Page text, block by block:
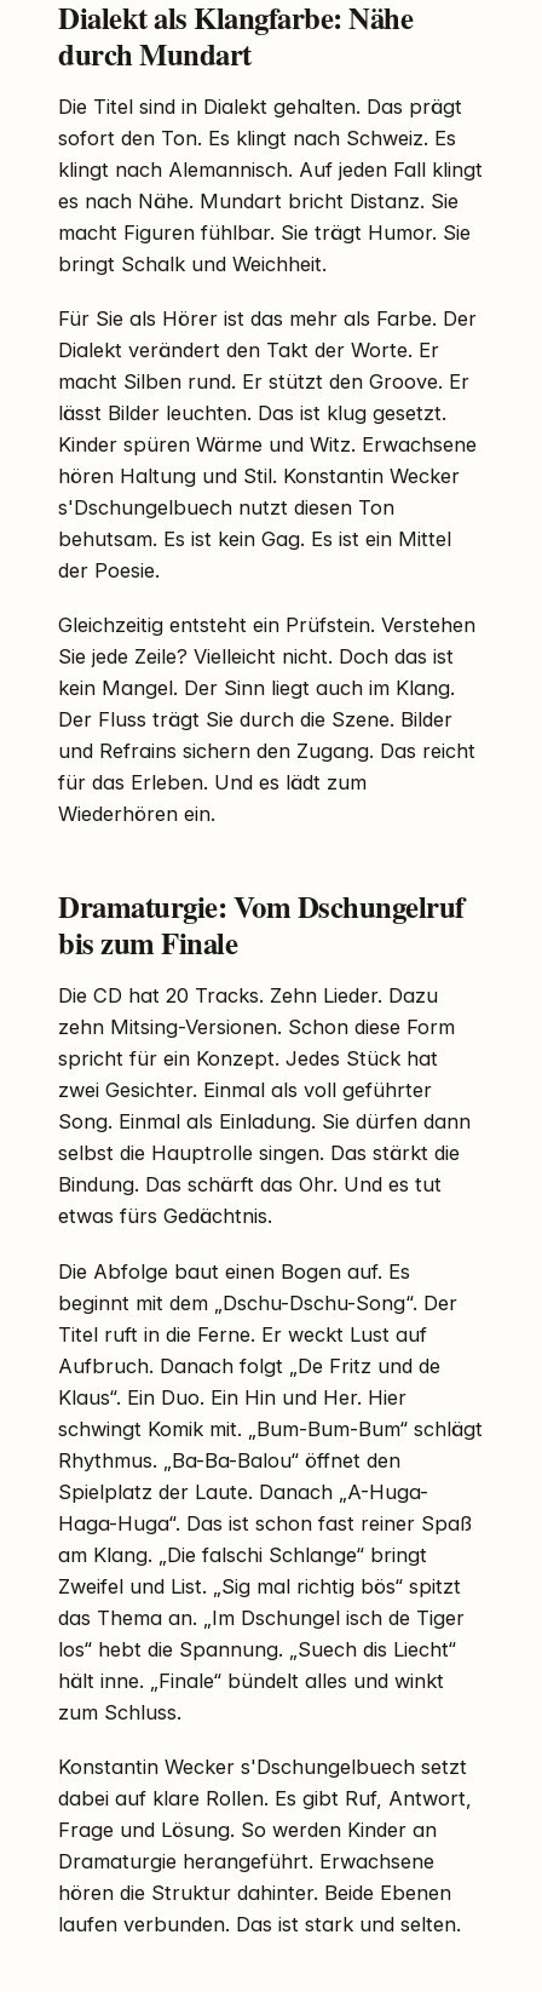
Dialekt als Klangfarbe: Nähe
durch Mundart
Die Titel sind in Dialekt gehalten. Das prägt
sofort den Ton. Es klingt nach Schweiz. Es
klingt nach Alemannisch. Auf jeden Fall klingt
es nach Nähe. Mundart bricht Distanz. Sie
macht Figuren fühlbar. Sie trägt Humor. Sie
bringt Schalk und Weichheit.
Für Sie als Hörer ist das mehr als Farbe. Der
Dialekt verändert den Takt der Worte. Er
macht Silben rund. Er stützt den Groove. Er
lässt Bilder leuchten. Das ist klug gesetzt.
Kinder spüren Wärme und Witz. Erwachsene
hören Haltung und Stil. Konstantin Wecker
s'Dschungelbuech nutzt diesen Ton
behutsam. Es ist kein Gag. Es ist ein Mittel
der Poesie.
Gleichzeitig entsteht ein Prüfstein. Verstehen
Sie jede Zeile? Vielleicht nicht. Doch das ist
kein Mangel. Der Sinn liegt auch im Klang.
Der Fluss trägt Sie durch die Szene. Bilder
und Refrains sichern den Zugang. Das reicht
für das Erleben. Und es lädt zum
Wiederhören ein.
Dramaturgie: Vom Dschungelruf
bis zum Finale
Die CD hat 20 Tracks. Zehn Lieder. Dazu
zehn Mitsing-Versionen. Schon diese Form
spricht für ein Konzept. Jedes Stück hat
zwei Gesichter. Einmal als voll geführter
Song. Einmal als Einladung. Sie dürfen dann
selbst die Hauptrolle singen. Das stärkt die
Bindung. Das schärft das Ohr. Und es tut
etwas fürs Gedächtnis.
Die Abfolge baut einen Bogen auf. Es
beginnt mit dem „Dschu-Dschu-Song“. Der
Titel ruft in die Ferne. Er weckt Lust auf
Aufbruch. Danach folgt „De Fritz und de
Klaus“. Ein Duo. Ein Hin und Her. Hier
schwingt Komik mit. „Bum-Bum-Bum“ schlägt
Rhythmus. „Ba-Ba-Balou“ öffnet den
Spielplatz der Laute. Danach „A-Huga-
Haga-Huga“. Das ist schon fast reiner Spaß
am Klang. „Die falschi Schlange“ bringt
Zweifel und List. „Sig mal richtig bös“ spitzt
das Thema an. „Im Dschungel isch de Tiger
los“ hebt die Spannung. „Suech dis Liecht“
hält inne. „Finale“ bündelt alles und winkt
zum Schluss.
Konstantin Wecker s'Dschungelbuech setzt
dabei auf klare Rollen. Es gibt Ruf, Antwort,
Frage und Lösung. So werden Kinder an
Dramaturgie herangeführt. Erwachsene
hören die Struktur dahinter. Beide Ebenen
laufen verbunden. Das ist stark und selten.